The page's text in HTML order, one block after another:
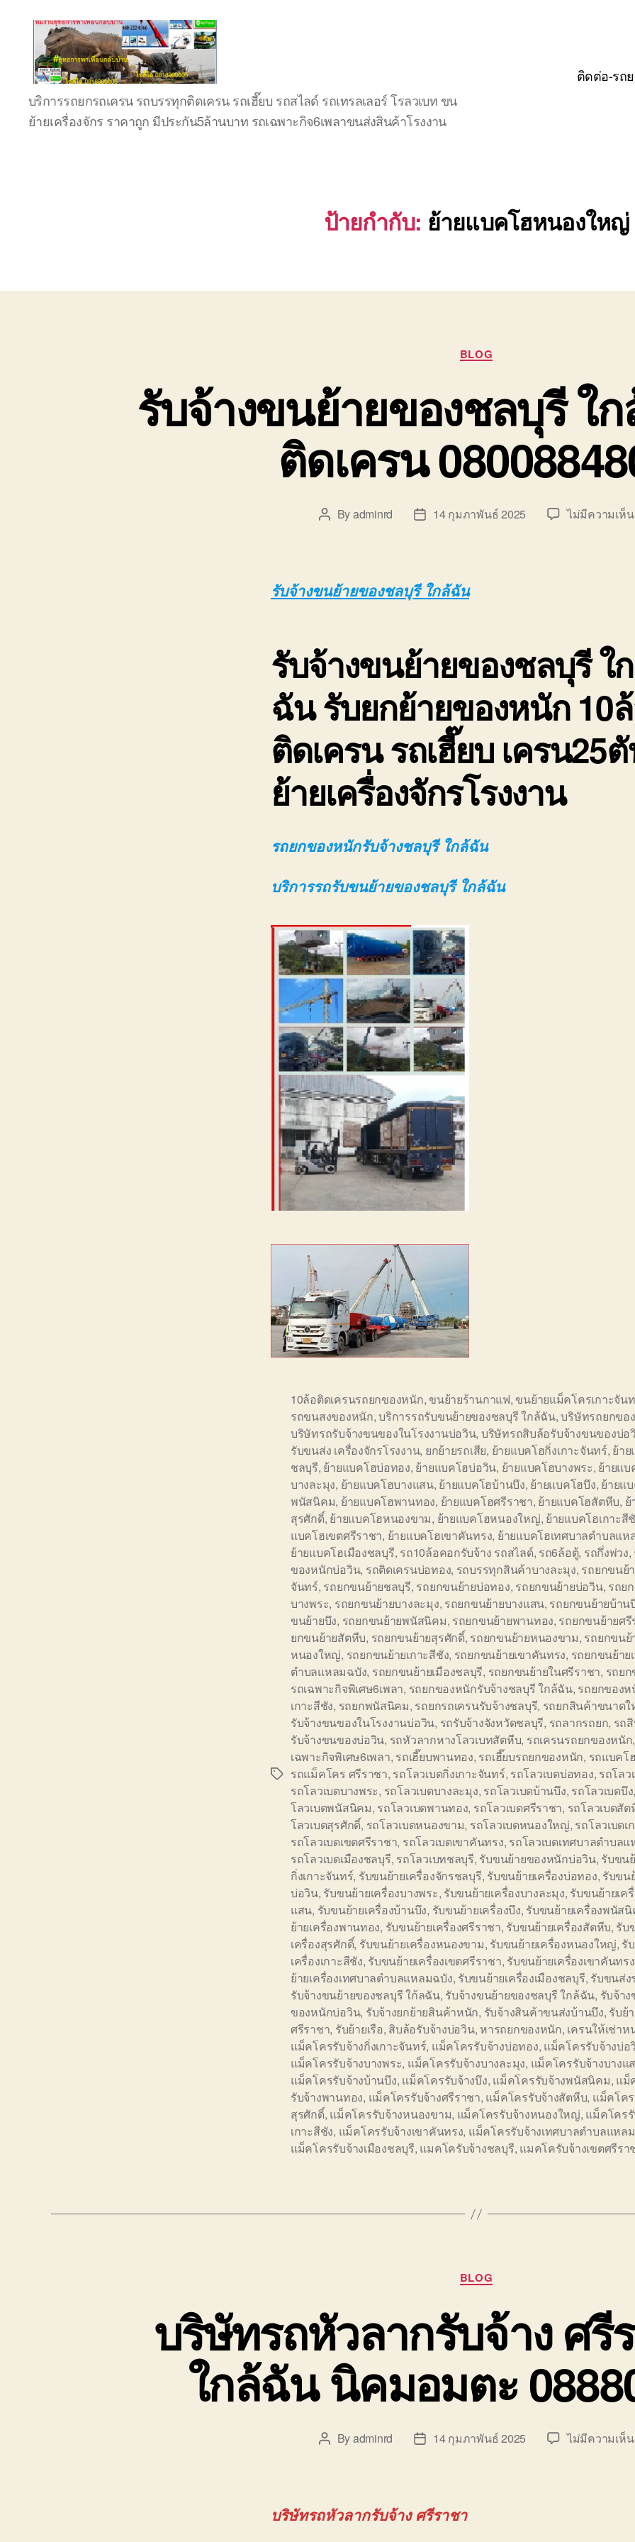
บริษัท
รถ
บรรทุก
รับจ้าง
บริการรถยกรถเครน รถบรรทุกติดเครน รถเฮี๊ยบ รถสไลด์ รถเทรลเลอร์ โรลวเบท ขน
ย้ายเครื่องจักร ราคาถูก มีประกัน5ล้านบาท รถเฉพาะกิจ6เพลาขนส่งสินค้าโรงงาน
ติดต่อ-รถ
ป้ายกำกับ: ย้ายแบคโฮหนองใหญ่
Categories
BLOG
รับจ้างขนย้ายของชลบุรี ใ
ติดเครน
Post
Byadminrd
Post14 กุมภาพันธ์ 2025 ไม่มีความเห็น
รับจ้างขนย้ายของชลบุรี ใกล้ฉัน
รับจ้างขนย้ายของชลบุรี ใ
ฉัน รับยกย้ายของหนัก 10
ติดเครน รถเฮี๊ยบ เครน25
ย้ายเครื่องจักรโรงงาน
รถยกของหนักรับจ้างชลบุรี ใกล้ฉัน
บริการรถรับขนย้ายของชลบุรี ใกล้ฉัน
Tags
10ล้อติดเครนรถยกของหนัก, ขนย้ายร้านกาแฟ, ขนย้ายแม็คโครเกาะจัน
รถขนสงของหนัก,บริการรถรับขนย้ายของชลบุรี ใกล้ฉัน,บริษัทรถยกขอ
บริษัทรถรับจ้างขนของในโรงงานบ่อวิน, บริษัทรถสิบล้อรับจ้างขนของบ่อ
รับขนส่ง เครื่องจักรโรงงาน, ยกย้ายรถเสีย, ย้ายแบคโฮกิ่งเกาะจันทร์, ย้า
ชลบุรี, ย้ายแบคโฮบ่อทอง, ย้ายแบคโฮบ่อวิน, ย้ายแบคโฮบางพระ, ย้ายแบ
บางละมุง, ย้ายแบคโฮบางแสน, ย้ายแบคโฮบ้านบึง, ย้ายแบคโฮบึง, ย้ายแ
พนัสนิคม, ย้ายแบคโฮพานทอง, ย้ายแบคโฮศรีราชา, ย้ายแบคโฮสัตหีบ, ย้
สุรศักดิ์, ย้ายแบคโฮหนองขาม, ย้ายแบคโฮหนองใหญ่, ย้ายแบคโฮเกาะสี
แบคโฮเขตศรีราชา, ย้ายแบคโฮเขาคันทรง, ย้ายแบคโฮเทศบาลตำบลแห
ย้ายแบคโฮเมืองชลบุรี, รถ10ล้อคอกรับจ้าง รถสไลด์, รถ6ล้อตู้, รถกึ่งพ่วง,
ของหนักบ่อวิน, รถติดเครนบ่อทอง, รถบรรทุกสินค้าบางละมุง, รถยกขนย้
จันทร์, รถยกขนย้ายชลบุรี, รถยกขนย้ายบ่อทอง, รถยกขนย้ายบ่อวิน, รถย
บางพระ, รถยกขนย้ายบางละมุง, รถยกขนย้ายบางแสน, รถยกขนย้ายบ้าน
ขนย้ายบึง, รถยกขนย้ายพนัสนิคม, รถยกขนย้ายพานทอง, รถยกขนย้ายศรี
ยกขนย้ายสัตหีบ, รถยกขนย้ายสุรศักดิ์, รถยกขนย้ายหนองขาม, รถยกขนย้
หนองใหญ่, รถยกขนย้ายเกาะสีชัง, รถยกขนย้ายเขาคันทรง, รถยกขนย้าย
ตำบลแหลมฉบัง, รถยกขนย้ายเมืองชลบุรี, รถยกขนย้ายในศรีราชา, รถย
รถเฉพาะกิจพิเศษ6เพลา, รถยกของหนักรับจ้างชลบุรี ใกล้ฉัน, รถยกของ
เกาะสีชัง, รถยกพนัสนิคม, รถยกรถเครนรับจ้างชลบุรี, รถยกสินค้าขนาด
รับจ้างขนของในโรงงานบ่อวิน, รถรับจ้างจังหวัดชลบุรี, รถลากรถยก, รถ
รับจ้างขนของบ่อวิน, รถหัวลากหางโลวเบทสัตหีบ, รถเครนรถยกของหนัก,
เฉพาะกิจพิเศษ6เพลา, รถเฮี๊ยบพานทอง, รถเฮี๊ยบรถยกของหนัก, รถแบคโ
รถแม็คโคร ศรีราชา, รถโลวเบดกิ่งเกาะจันทร์, รถโลวเบดบ่อทอง, รถโลว
รถโลวเบดบางพระ, รถโลวเบดบางละมุง, รถโลวเบดบ้านบึง, รถโลวเบดบึง,
โลวเบดพนัสนิคม, รถโลวเบดพานทอง, รถโลวเบดศรีราชา, รถโลวเบดสั
โลวเบดสุรศักดิ์, รถโลวเบดหนองขาม, รถโลวเบดหนองใหญ่, รถโลวเบดเ
รถโลวเบดเขตศรีราชา, รถโลวเบดเขาคันทรง, รถโลวเบดเทศบาลตำบล
รถโลวเบดเมืองชลบุรี, รถโลวเบทชลบุรี, รับขนย้ายของหนักบ่อวิน, รับขน
กิ่งเกาะจันทร์, รับขนย้ายเครื่องจักรชลบุรี, รับขนย้ายเครื่องบ่อทอง, รับขน
บ่อวิน, รับขนย้ายเครื่องบางพระ, รับขนย้ายเครื่องบางละมุง, รับขนย้ายเค
แสน, รับขนย้ายเครื่องบ้านบึง, รับขนย้ายเครื่องบึง, รับขนย้ายเครื่องพนัส
ย้ายเครื่องพานทอง, รับขนย้ายเครื่องศรีราชา, รับขนย้ายเครื่องสัตหีบ, รับ
เครื่องสุรศักดิ์, รับขนย้ายเครื่องหนองขาม, รับขนย้ายเครื่องหนองใหญ่, รั
เครื่องเกาะสีชัง, รับขนย้ายเครื่องเขตศรีราชา, รับขนย้ายเครื่องเขาคันทรง
ย้ายเครื่องเทศบาลตำบลแหลมฉบัง, รับขนย้ายเครื่องเมืองชลบุรี, รับขนส่ง
รับจ้างขนย้ายของชลบุรี ใก้ลฉัน, รับจ้างขนย้ายของชลบุรี ใกล้ฉัน, รับจ้า
ของหนักบ่อวิน, รับจ้างยกย้ายสินค้าหนัก, รับจ้างสินค้าขนส่งบ้านบึง, รับย้
ศรีราชา, รับย้ายเรือ, สิบล้อรับจ้างบ่อวิน, หารถยกของหนัก, เครนให้เช่า
แม็คโครรับจ้างกิ่งเกาะจันทร์, แม็คโครรับจ้างบ่อทอง, แม็คโครรับจ้างบ่อ
แม็คโครรับจ้างบางพระ, แม็คโครรับจ้างบางละมุง, แม็คโครรับจ้างบางแ
แม็คโครรับจ้างบ้านบึง, แม็คโครรับจ้างบึง, แม็คโครรับจ้างพนัสนิคม, แม็
รับจ้างพานทอง, แม็คโครรับจ้างศรีราชา, แม็คโครรับจ้างสัตหีบ, แม็คโค
สุรศักดิ์, แม็คโครรับจ้างหนองขาม, แม็คโครรับจ้างหนองใหญ่, แม็คโคร
เกาะสีชัง, แม็คโครรับจ้างเขาคันทรง, แม็คโครรับจ้างเทศบาลตำบลแหล
แม็คโครรับจ้างเมืองชลบุรี, แมคโครับจ้างชลบุรี, แมคโครับจ้างเขตศรีรา
Categories
BLOG
บริษัทรถหัวลากรับจ้าง ศรี
ใกล้ฉัน นิคมอมตะ
Post
Byadminrd
Post14 กุมภาพันธ์ 2025 ไม่มีความเห็น
บริษัทรถหัวลากรับจ้าง ศรีราชา